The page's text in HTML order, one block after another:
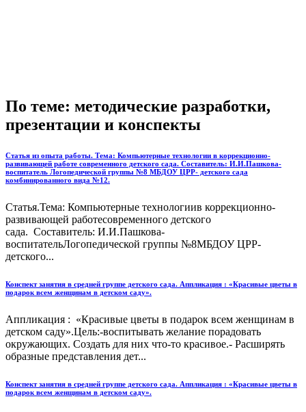
По теме: методические разработки,
презентации и конспекты
Статья из опыта работы. Тема: Компьютерные технологии в коррекционно-
развивающей работе современного детского сада. Составитель: И.И.Пашкова-
воспитатель Логопедической группы №8 МБДОУ ЦРР- детского сада
комбинированного вида №12.
Статья.Тема: Компьютерные технологиив коррекционно-
развивающей работесовременного детского
сада. Составитель: И.И.Пашкова-
воспитательЛогопедической группы №8МБДОУ ЦРР-
детского...
Конспект занятия в средней группе детского сада. Аппликация : «Красивые цветы в
подарок всем женщинам в детском саду».
Аппликация : «Красивые цветы в подарок всем женщинам в
детском саду».Цель:-воспитывать желание порадовать
окружающих. Создать для них что-то красивое.- Расширять
образные представления дет...
Конспект занятия в средней группе детского сада. Аппликация : «Красивые цветы в
подарок всем женщинам в детском саду».